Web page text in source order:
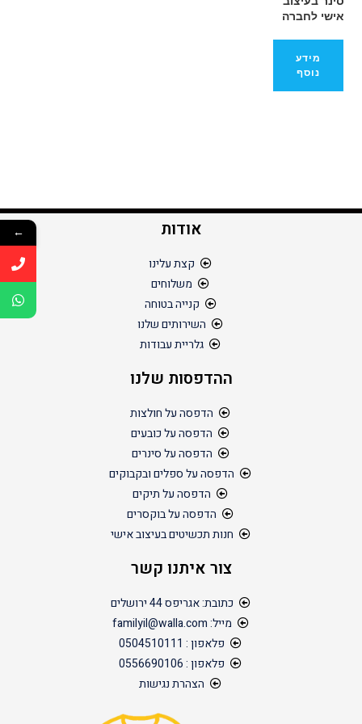
אישי לחברה
מידע
נוסף
אודות
קצת עלינו
משלוחים
קנייה בטוחה
השירותים שלנו
גלריית עבודות
ההדפסות שלנו
הדפסה על חולצות
הדפסה על כובעים
הדפסה על סינרים
הדפסה על ספלים ובקבוקים
הדפסה על תיקים
הדפסה על בוקסרים
חנות תכשיטים בעיצוב אישי
צור איתנו קשר
כתובת: אגריפס 44 ירושלים
מייל: familyil@walla.com
פלאפון : 0504510111
פלאפון : 0556690106
הצהרת נגישות
←